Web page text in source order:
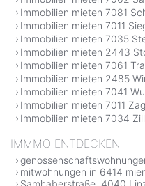
Immobilien mieten 7081
Immobilien mieten 7011
Immobilien mieten 7035
Immobilien mieten 2443
Immobilien mieten 7061
Immobilien mieten 2485
Immobilien mieten 7041
Immobilien mieten 7011
Immobilien mieten 7034
IMMMO ENTDECKEN
mitwohnungen in 6414
Samhaberstraße, 4040